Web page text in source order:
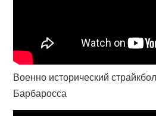
Военно исторический
Барбаросса